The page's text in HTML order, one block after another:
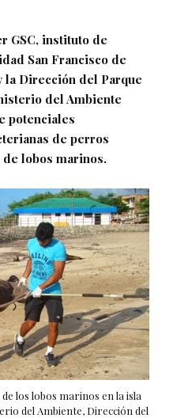
GSC, instituto de
San Francisco de
la Dirección del Parque
del Ambiente
potenciales
de perros
lobos marinos.
los lobos marinos en la isla
del Ambiente, Dirección del